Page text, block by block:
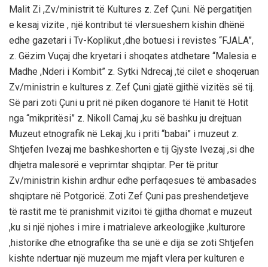
Malit Zi ,Zv/ministrit të Kultures z. Zef Çuni. Në pergatitjen
e kesaj vizite , një kontribut të vlersueshem kishin dhënë
edhe gazetari i Tv-Koplikut ,dhe botuesi i revistes “FJALA”,
z. Gëzim Vuçaj dhe kryetari i shoqates atdhetare “Malesia e
Madhe ,Nderi i Kombit” z. Sytki Ndrecaj ,të cilet e shoqeruan
Zv/ministrin e kultures z. Zef Çuni gjatë gjithë vizitës së tij.
Së pari zoti Çuni u prit në piken doganore të Hanit të Hotit
nga “mikpritësi” z. Nikoll Camaj ,ku së bashku ju drejtuan
Muzeut etnografik në Lekaj ,ku i priti “babai” i muzeut z.
Shtjefen Ivezaj me bashkeshorten e tij Gjyste Ivezaj ,si dhe
dhjetra malesorë e veprimtar shqiptar. Per të pritur
Zv/ministrin kishin ardhur edhe perfaqesues të ambasades
shqiptare në Potgoricë. Zoti Zef Çuni pas preshendetjeve
të rastit me të pranishmit vizitoi të gjitha dhomat e muzeut
,ku si një njohes i mire i matrialeve arkeologjike ,kulturore
,historike dhe etnografike tha se unë e dija se zoti Shtjefen
kishte ndertuar një muzeum me mjaft vlera per kulturen e